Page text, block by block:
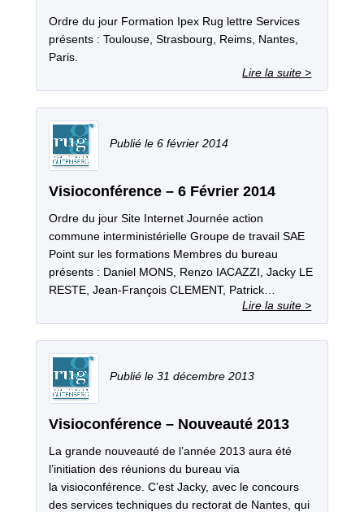
Ordre du jour Formation Ipex Rug lettre Services
présents : Toulouse, Strasbourg, Reims, Nantes,
Paris.
Visioconférence – 6 Février 2014
Ordre du jour Site Internet Journée action
commune interministérielle Groupe de travail SAE
Point sur les formations Membres du bureau
présents : Daniel MONS, Renzo IACAZZI, Jacky LE
RESTE, Jean‐François CLEMENT, Patrick…
6 février 2014
Visioconférence – Nouveauté 2013
La grande nouveauté de l’année 2013 aura été
l’initiation des réunions du bureau via
la visioconférence. C’est Jacky, avec le concours
des services techniques du rectorat de Nantes, qui
31 décembre 2013